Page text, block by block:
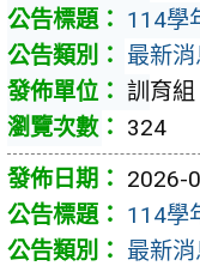
114學
最新消
訓育組
324
2026-
114學
最新消